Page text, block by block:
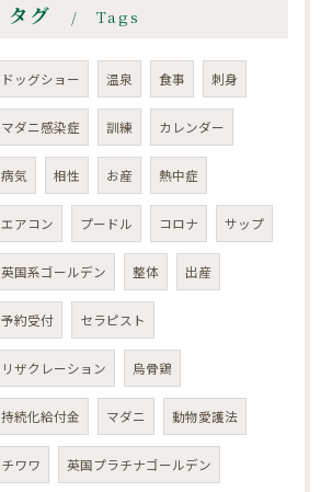
タグ Tags
ドッグショー 温泉 食事 刺身
マダニ感染症 訓練 カレンダー
病気 相性 お産 熱中症
エアコン プードル コロナ サップ
英国系ゴールデン 整体 出産
予約受付 セラピスト
リザクレーション 烏骨鶏
持続化給付金 マダニ 動物愛護法
チワワ 英国プラチナゴールデン